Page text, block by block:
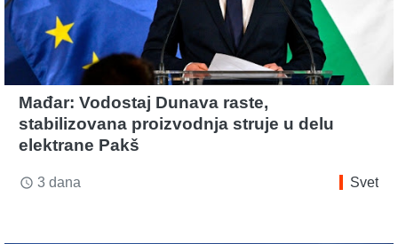
Mađar: Vodostaj Dunava raste,
stabilizovana proizvodnja struje u delu
elektrane Pakš
access_time 3 dana Svet